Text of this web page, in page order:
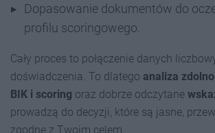
Dopasowanie dokumentów do
profilu scoringowego.
Cały proces to połączenie danych
doświadczenia. To dlatego analiza
BIK i scoring oraz dobrze odczytane
prowadzą do decyzji, które są jasne,
zgodne z Twoim celem.